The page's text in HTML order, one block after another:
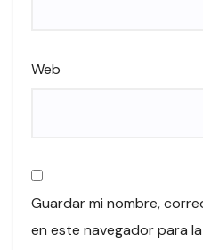
Web
Guardar mi nombre,
en este navegador para